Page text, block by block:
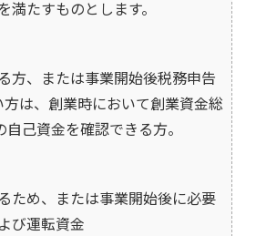
満たすものとします。
方、または事業開始後税務申告
は、創業時において創業資金総
己資金を確認できる方。
ため、または事業開始後に必要
び運転資金